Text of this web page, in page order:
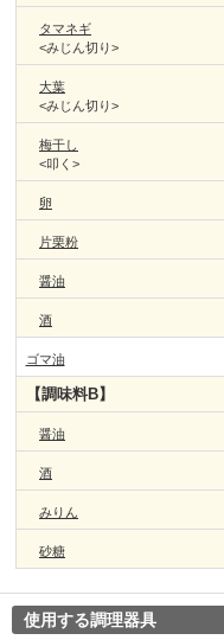
タマネギ
<みじん切り>
大葉
<みじん切り>
梅干し
<叩く>
卵
片栗粉
醤油
酒
ゴマ油
【調味料B】
醤油
酒
みりん
砂糖
使用する調理器具